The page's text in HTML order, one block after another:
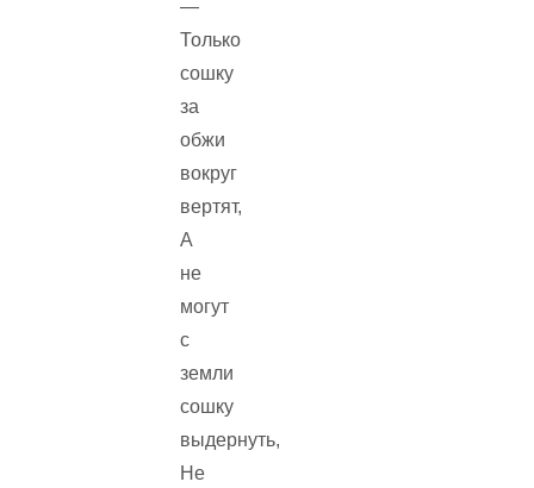
—
Только
сошку
за
обжи
вокруг
вертят,
А
не
могут
с
земли
сошку
выдернуть,
Не